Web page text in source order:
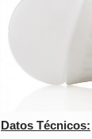
Datos Técnicos: